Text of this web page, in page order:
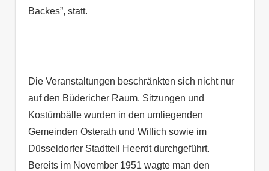
Backes”, statt.
Die Veranstaltungen beschränkten sich nicht nur
auf den Büdericher Raum. Sitzungen und
Kostümbälle wurden in den umliegenden
Gemeinden Osterath und Willich sowie im
Düsseldorfer Stadtteil Heerdt durchgeführt.
Bereits im November 1951 wagte man den